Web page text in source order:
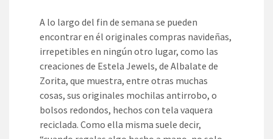
A lo largo del fin de semana se pueden
encontrar en él originales compras navideñas,
irrepetibles en ningún otro lugar, como las
creaciones de Estela Jewels, de Albalate de
Zorita, que muestra, entre otras muchas
cosas, sus originales mochilas antirrobo, o
bolsos redondos, hechos con tela vaquera
reciclada. Como ella misma suele decir,